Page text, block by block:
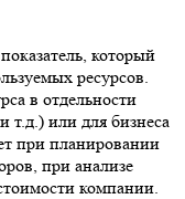
который
ресурсов.
в отдельности
т.д.) или для бизнеса
при планировании
при анализе
компании.